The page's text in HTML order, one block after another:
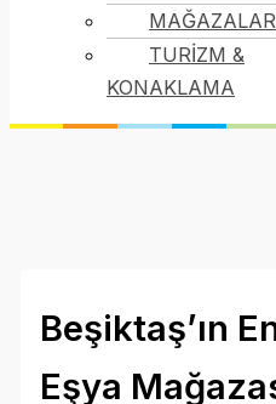
MAĞAZALAR
TURİZM &
KONAKLAMA
Beşiktaş’ın
Eşya